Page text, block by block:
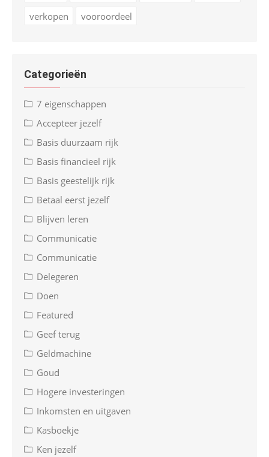
verkopen
vooroordeel
Categorieën
7 eigenschappen
Accepteer jezelf
Basis duurzaam rijk
Basis financieel rijk
Basis geestelijk rijk
Betaal eerst jezelf
Blijven leren
Communicatie
Communicatie
Delegeren
Doen
Featured
Geef terug
Geldmachine
Goud
Hogere investeringen
Inkomsten en uitgaven
Kasboekje
Ken jezelf